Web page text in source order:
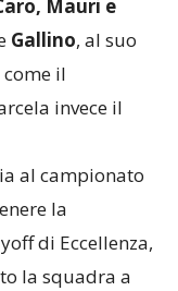
Mauri e
Gallino, al suo
come il
invece il
al campionato
la
di Eccellenza,
la squadra a